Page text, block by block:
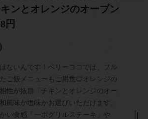
ンとオレンジのオーブン
円
ないんです！ベリーココでは、フル
ご飯メニューもご用意◎オレンジの
性が抜群「チキンとオレンジのオー
風味か塩味かお選びいただけます。
い食感「一ボグリルステーキ」や